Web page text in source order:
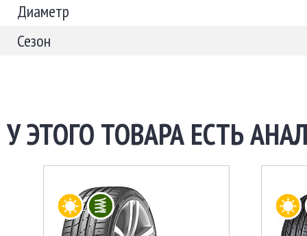
Диаметр
Сезон
У ЭТОГО ТОВАРА ЕСТЬ